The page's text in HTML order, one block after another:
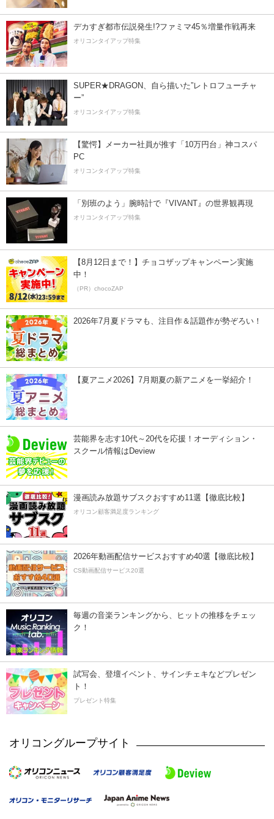
デカすぎ都市伝説発生!?ファミマ45％増量作戦再来
オリコンタイアップ特集
SUPER★DRAGON、自ら描いた”レトロフューチャ
ー”
オリコンタイアップ特集
【驚愕】メーカー社員が推す「10万円台」神コスパ
PC
オリコンタイアップ特集
「別班のよう」腕時計で『VIVANT』の世界観再現
オリコンタイアップ特集
【8月12日まで！】チョコザップキャンペーン実施
中！
（PR）chocoZAP
2026年7月夏ドラマも、注目作＆話題作が勢ぞろい！
【夏アニメ2026】7月期夏の新アニメを一挙紹介！
芸能界を志す10代～20代を応援！オーディション・
スクール情報はDeview
漫画読み放題サブスクおすすめ11選【徹底比較】
オリコン顧客満足度ランキング
2026年動画配信サービスおすすめ40選【徹底比較】
CS動画配信サービス20選
毎週の音楽ランキングから、ヒットの推移をチェッ
ク！
試写会、登壇イベント、サインチェキなどプレゼン
ト！
プレゼント特集
オリコングループサイト